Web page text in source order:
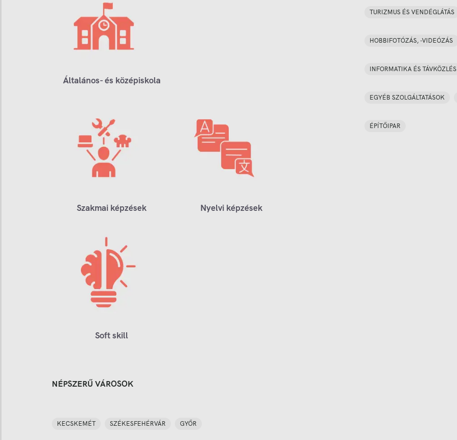
Általános- és középiskola
Szakmai képzések Nyelvi képzések
Soft skill
TURIZMUS ÉS VENDÉGLÁTÁS
HOBBIFOTÓZÁS, -VIDEÓZÁS
INFORMATIKA ÉS TÁVKÖZLÉS
EGYÉB SZOLGÁLTATÁSOK
ÉPÍTŐIPAR
NÉPSZERŰ VÁROSOK
KECSKEMÉT SZÉKESFEHÉRVÁR GYŐR